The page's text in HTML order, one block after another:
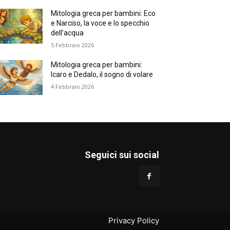
Mitologia greca per bambini: Eco
e Narciso, la voce e lo specchio
dell’acqua
5 Febbraio 2026
Mitologia greca per bambini:
Icaro e Dedalo, il sogno di volare
4 Febbraio 2026
Seguici sui social
Privacy Policy